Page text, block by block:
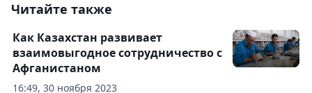
Читайте также
16:49, 30 ноября 2023
Как Казахстан развивает
взаимовыгодное сотрудничество с
Афганистаном